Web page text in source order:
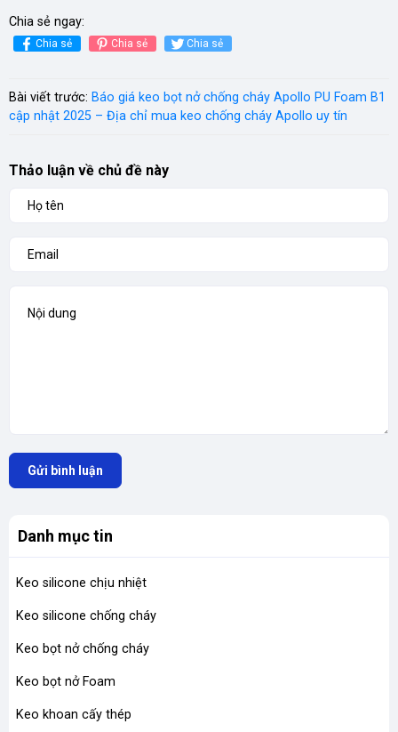
Chia sẻ ngay:
Chia sẻ Chia sẻ Chia sẻ
Bài viết trước: Báo giá keo bọt nở chống cháy Apollo PU Foam B1
cập nhật 2025 – Địa chỉ mua keo chống cháy Apollo uy tín
Thảo luận về chủ đề này
Gửi bình luận
Danh mục tin
Keo silicone chịu nhiệt
Keo silicone chống cháy
Keo bọt nở chống cháy
Keo bọt nở Foam
Keo khoan cấy thép